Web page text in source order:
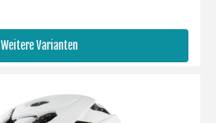
Weitere Varianten